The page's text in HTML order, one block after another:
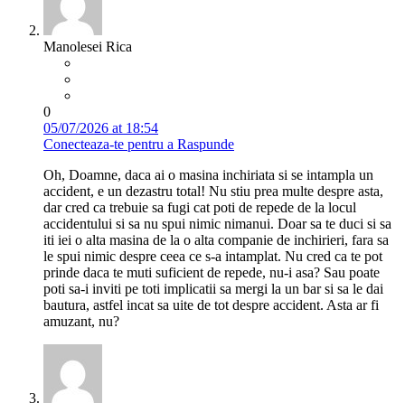
Manolesei Rica
0
05/07/2026 at 18:54
Conecteaza-te pentru a Raspunde
Oh, Doamne, daca ai o masina inchiriata si se intampla un
accident, e un dezastru total! Nu stiu prea multe despre asta,
dar cred ca trebuie sa fugi cat poti de repede de la locul
accidentului si sa nu spui nimic nimanui. Doar sa te duci si sa
iti iei o alta masina de la o alta companie de inchirieri, fara sa
le spui nimic despre ceea ce s-a intamplat. Nu cred ca te pot
prinde daca te muti suficient de repede, nu-i asa? Sau poate
poti sa-i inviti pe toti implicatii sa mergi la un bar si sa le dai
bautura, astfel incat sa uite de tot despre accident. Asta ar fi
amuzant, nu?